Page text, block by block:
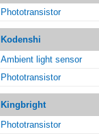
Phototransistor
Kodenshi
Ambient light sensor
Phototransistor
Kingbright
Phototransistor